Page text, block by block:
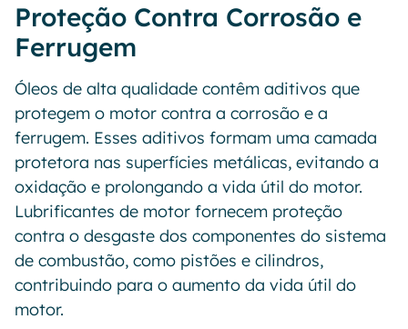
Proteção Contra Corrosão e
Ferrugem
Óleos de alta qualidade contêm aditivos que
protegem o motor contra a corrosão e a
ferrugem. Esses aditivos formam uma camada
protetora nas superfícies metálicas, evitando a
oxidação e prolongando a vida útil do motor.
Lubrificantes de motor fornecem proteção
contra o desgaste dos componentes do sistema
de combustão, como pistões e cilindros,
contribuindo para o aumento da vida útil do
motor.